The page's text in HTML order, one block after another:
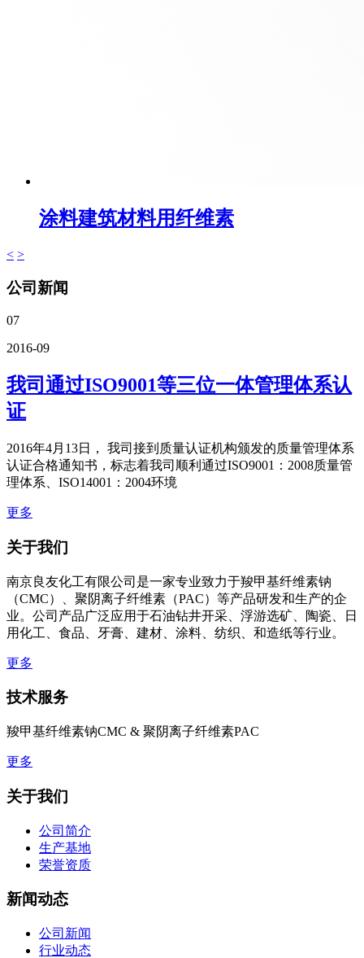
涂料建筑材料用纤维素
< >
公司新闻
07
2016-09
我司通过ISO9001等三位一体管理体系认
证
2016年4月13日， 我司接到质量认证机构颁发的质量管理体系
认证合格通知书，标志着我司顺利通过ISO9001：2008质量管
理体系、ISO14001：2004环境
更多
关于我们
南京良友化工有限公司是一家专业致力于羧甲基纤维素钠
（CMC）、聚阴离子纤维素（PAC）等产品研发和生产的企
业。公司产品广泛应用于石油钻井开采、浮游选矿、陶瓷、日
用化工、食品、牙膏、建材、涂料、纺织、和造纸等行业。
更多
技术服务
羧甲基纤维素钠CMC & 聚阴离子纤维素PAC
更多
关于我们
公司简介
生产基地
荣誉资质
新闻动态
公司新闻
行业动态